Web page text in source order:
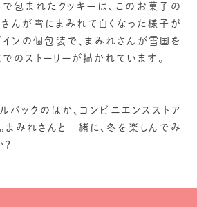
で包まれたクッキーは、このお菓子の
さんが雪にまみれて白くなった様子が
ンの個包装で、まみれさんが雪国を
のストーリーが描かれています。
パックのほか、コンビニエンスストア
まみれさんと一緒に、冬を楽しんでみ